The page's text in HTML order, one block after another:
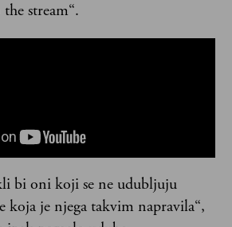
stream“.
bi oni koji se ne udubljuju
koja je njega takvim napravila“,